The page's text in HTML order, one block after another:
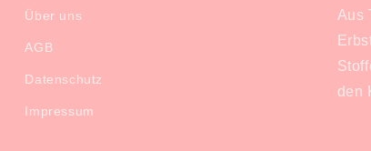
Über uns
AGB
Datenschutz
Impressum
Aus
den